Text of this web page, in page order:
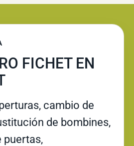
FICHET EN
cambio de
de bombines,
puertas,